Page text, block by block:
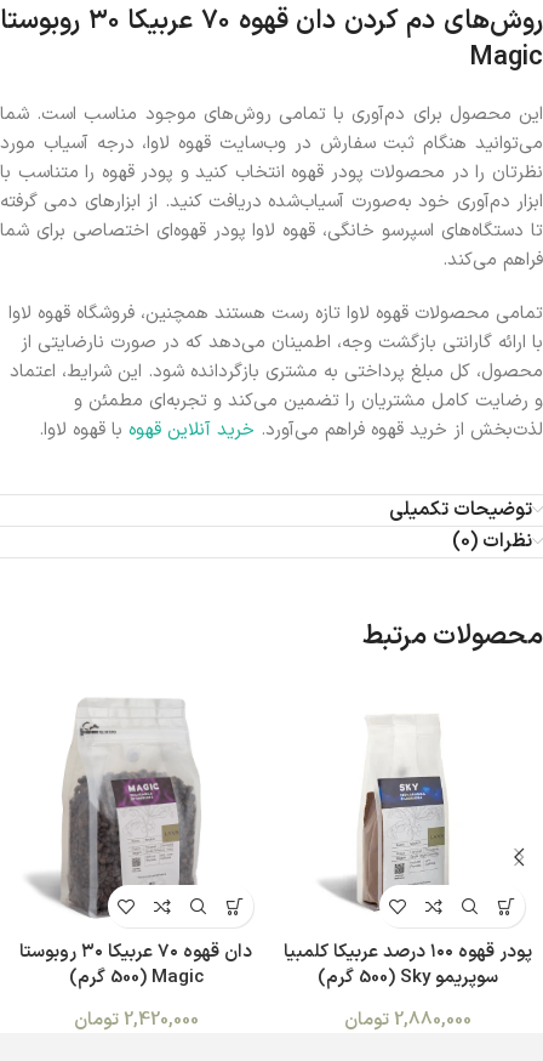
روش‌های دم کردن دان قهوه ۷۰ عربیکا ۳۰ روبوستا
Magic
این محصول برای دم‌آوری با تمامی روش‌های موجود مناسب است. شما
می‌توانید هنگام ثبت سفارش در وب‌سایت قهوه لاوا، درجه آسیاب مورد
نظرتان را در محصولات پودر قهوه انتخاب کنید و پودر قهوه را متناسب با
ابزار دم‌آوری خود به‌صورت آسیاب‌شده دریافت کنید. از ابزارهای دمی گرفته
تا دستگاه‌های اسپرسو خانگی، قهوه لاوا پودر قهوه‌ای اختصاصی برای شما
فراهم می‌کند.
تمامی محصولات قهوه لاوا تازه رست هستند همچنین، فروشگاه قهوه لاوا
با ارائه گارانتی بازگشت وجه، اطمینان می‌دهد که در صورت نارضایتی از
محصول، کل مبلغ پرداختی به مشتری بازگردانده شود. این شرایط، اعتماد
و رضایت کامل مشتریان را تضمین می‌کند و تجربه‌ای مطمئن و
لذت‌بخش از خرید قهوه فراهم می‌آورد. خرید آنلاین قهوه با قهوه لاوا.
توضیحات تکمیلی
نظرات (0)
محصولات مرتبط
پودر قهوه ۱۰۰ درصد عربیکا کلمبیا
سوپریمو Sky (500 گرم)
2,880,000 تومان
دان قهوه ۷۰ عربیکا ۳۰ روبوستا
Magic (500 گرم)
2,420,000 تومان